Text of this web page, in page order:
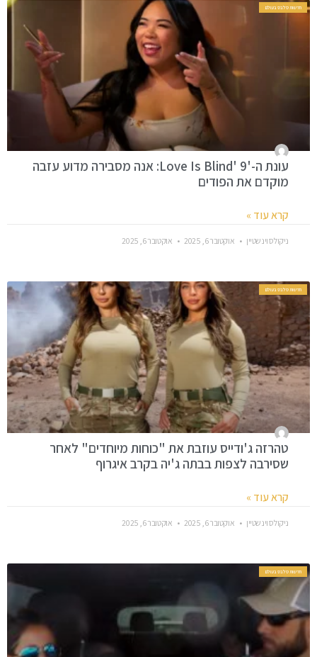
חדשות סלבס בעולם
עונת ה-'Love Is Blind' 9: אנה מסבירה מדוע עזבה
מוקדם את הפודים
קרא עוד »
ניקולס וינשטיין אוקטובר 6, 2025 אוקטובר 6, 2025
חדשות סלבס בעולם
טהרזה ג'ודייס עוזבת את "כוחות מיוחדים" לאחר
שסירבה לצפות בבתה ג'יה בקרב איגרוף
קרא עוד »
ניקולס וינשטיין אוקטובר 6, 2025 אוקטובר 6, 2025
חדשות סלבס בעולם